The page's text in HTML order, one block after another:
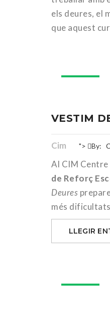
els deures, el
que aquest
VESTIM
Cim "> By:
Al CIM Centre
de Reforç
Deures
més
LLEGIR